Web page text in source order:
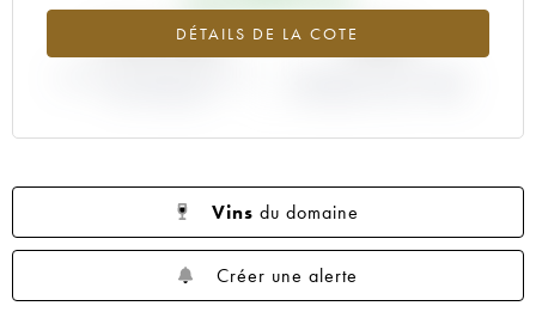
DÉTAILS DE LA COTE
+124.64% +40%
Vins du domaine
Créer une alerte